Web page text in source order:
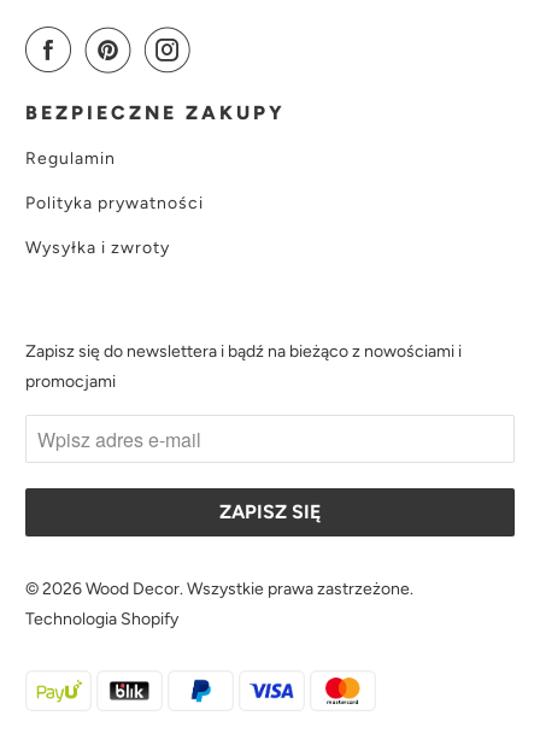
BEZPIECZNE ZAKUPY
Regulamin
Polityka prywatności
Wysyłka i zwroty
Zapisz się do newslettera i bądź na bieżąco z nowościami i
promocjami
© 2026Wood Decor. Wszystkie prawa zastrzeżone.
Technologia Shopify